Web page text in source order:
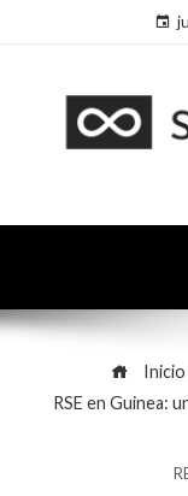
Inicio
RSE en Guinea: